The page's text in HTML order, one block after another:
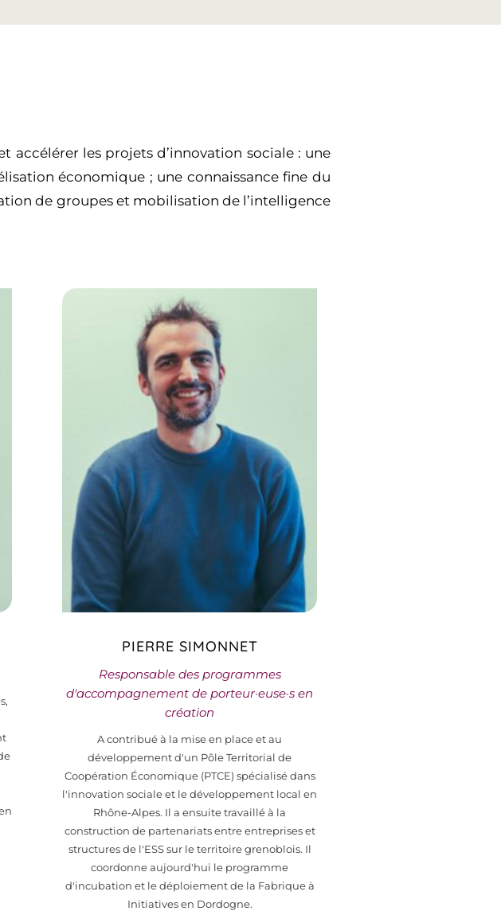
les projets d’innovation sociale : une
économique ; une connaissance fine du
de groupes et mobilisation de l’intelligence
PIERRE SIMONNET
Responsable des programmes
d'accompagnement de porteur·euse·s en
création
A contribué à la mise en place et au
développement d'un Pôle Territorial de
Coopération Économique (PTCE) spécialisé dans
l'innovation sociale et le développement local en
Rhône-Alpes. Il a ensuite travaillé à la
construction de partenariats entre entreprises et
structures de l'ESS sur le territoire grenoblois. Il
coordonne aujourd'hui le programme
d'incubation et le déploiement de la Fabrique à
Initiatives en Dordogne.